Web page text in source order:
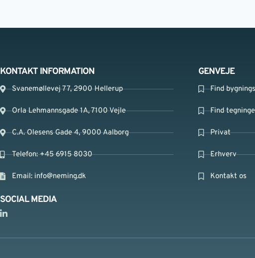
KONTAKT INFORMATION
Svanemøllevej 77, 2900 Hellerup
Orla Lehmannsgade 1A, 7100 Vejle
C.A. Olesens Gade 4, 9000 Aalborg
Telefon: +45 6915 8030
Email: info@neming.dk
SOCIAL MEDIA
GENVEJE
Find
Find
Privat
Erhverv
Kontakt os